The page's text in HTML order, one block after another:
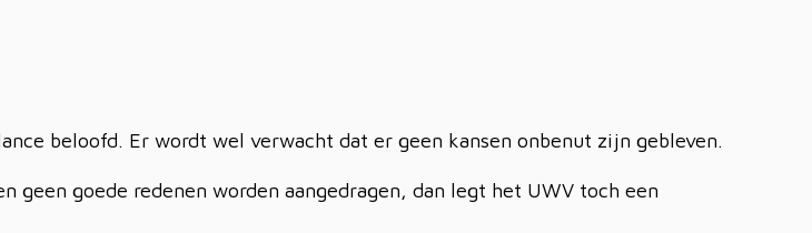
beloofd. Er wordt wel verwacht dat er geen kansen onbenut zijn gebleven.
geen goede redenen worden aangedragen, dan legt het UWV toch een